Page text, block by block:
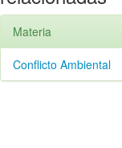
Materia
Conflicto Ambiental